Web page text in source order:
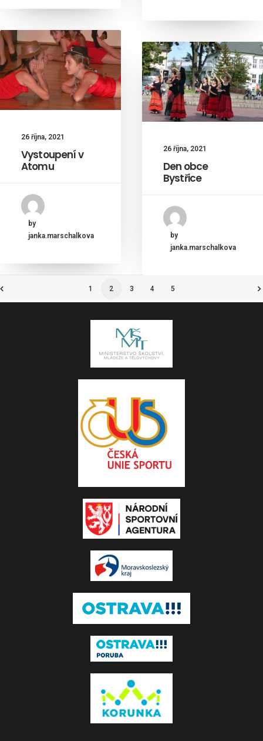
26 října, 2021
Vystoupení v
Atomu
by
janka.marschalkova
26 října, 2021
Den obce
Bystřice
by
janka.marschalkova
1 2 3 4 5